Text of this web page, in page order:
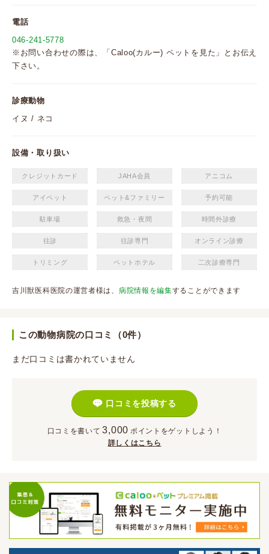
電話
046-241-5778
※お問い合わせの際は、「Caloo(カルー) ペットを見た」とお伝え
下さい。
診療動物
イヌ / ネコ
設備・取り扱い
クレジットカード JAHA会員 アニコム
アイペット ペット&ファミリー 予約可能
駐車場 救急・夜間 時間外診療
往診 往診専門 オンライン診療
トリミング ペットホテル 二次診療専門
吉川獣医科医院の運営者様は、 病院情報を編集することができます
この動物病院の口コミ（0件）
まだ口コミは書かれていません
口コミを投稿する
口コミを書いて 3,000 ポイント をゲットしよう！
詳しくはこちら